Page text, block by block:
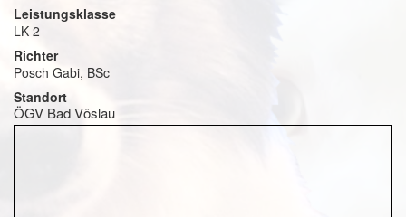
Leistungsklasse
LK-2
Richter
Posch Gabi, BSc
Standort
ÖGV Bad Vöslau